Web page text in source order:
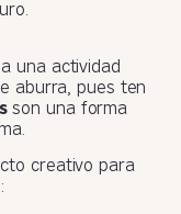
una actividad
aburra, pues ten
son una forma
creativo para